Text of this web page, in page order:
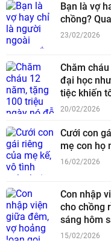
Bạn là vợ
chồng?
23/02/2026
Chăm
đại học
tiệc khiến
20/02/2026
Cưới con
mẹ con họ
16/02/2026
Con nhập
cho chồng
sáng hôm
15/02/2026